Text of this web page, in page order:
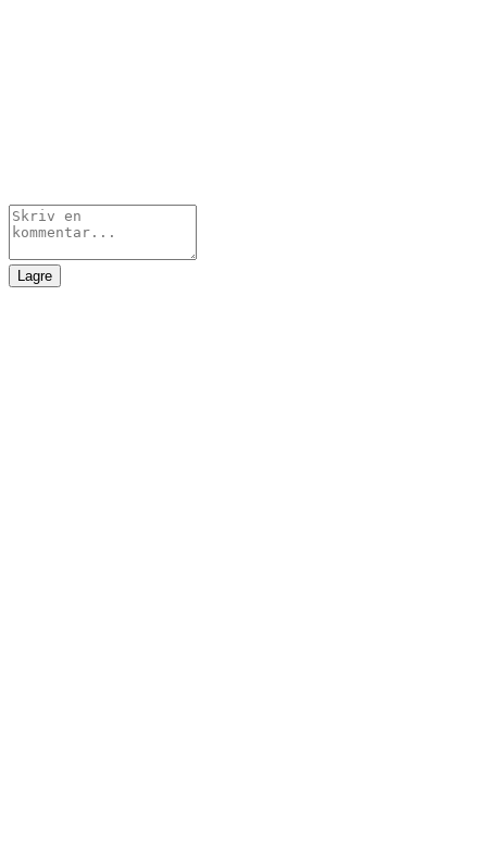
Lagre